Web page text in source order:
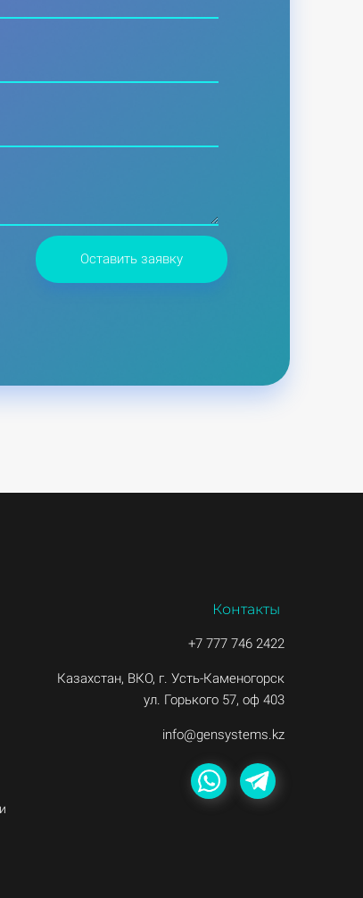
Оставить заявку
Контакты
+7 777 746 2422
Казахстан, ВКО, г. Усть-Каменогорск
ул. Горького 57, оф 403
info@gensystems.kz